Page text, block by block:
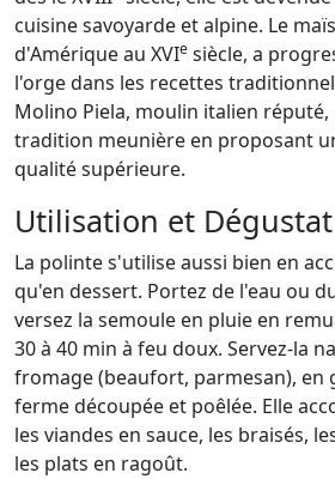
cuisine savoyarde et alpine. Le
d'Amérique au XVIe siècle, a
l'orge dans les recettes
Molino Piela, moulin italien
tradition meunière en proposant
qualité supérieure.
Utilisation et
La polinte s'utilise aussi bien en
qu'en dessert. Portez de l'eau ou
versez la semoule en pluie en
30 à 40 min à feu doux. Servez-la
fromage (beaufort, parmesan), en
ferme découpée et poêlée. Elle
les viandes en sauce, les braisés,
les plats en ragoût.